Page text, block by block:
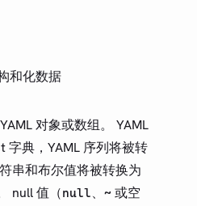
和化数据
对象或数组。 YAML
字典，YAML 序列将被转
串和布尔值将被转换为
null 值（null、 ~ 或空